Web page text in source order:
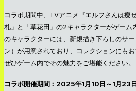
コラボ期間中、TVアニメ『エルフさんは痩
札」と「草花田」の2キャラクターがゲーム
のキャラクターには、新規描き下ろしのサ
ン）が用意されており、コレクションにも
ぜひゲーム内でその魅力をご堪能ください。
コラボ開催期間：2025年1月10日～1月23